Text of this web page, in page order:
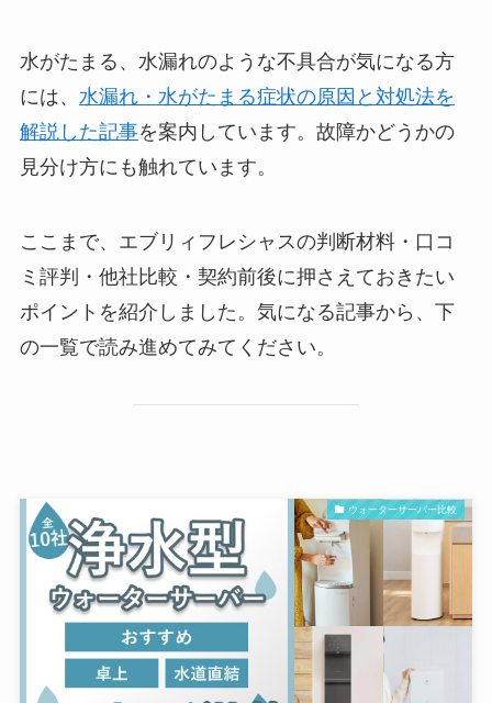
水がたまる、水漏れのような不具合が気になる方
には、 水漏れ・水がたまる症状の原因と対処法を
解説した記事を案内しています。故障かどうかの
見分け方にも触れています。
ここまで、エブリィフレシャスの判断材料・口コ
ミ評判・他社比較・契約前後に押さえておきたい
ポイントを紹介しました。気になる記事から、下
の一覧で読み進めてみてください。
ウォーターサーバー比較